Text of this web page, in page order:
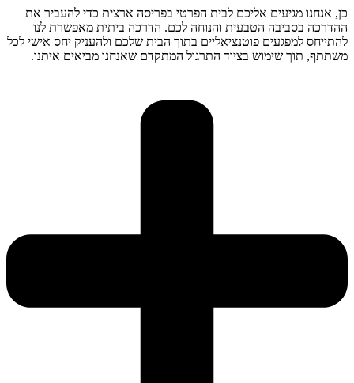
כן, אנחנו מגיעים אליכם לבית הפרטי בפריסה ארצית כדי להעביר את
ההדרכה בסביבה הטבעית והנוחה לכם. הדרכה ביתית מאפשרת לנו
להתייחס למפגעים פוטנציאליים בתוך הבית שלכם ולהעניק יחס אישי לכל
משתתף, תוך שימוש בציוד התרגול המתקדם שאנחנו מביאים איתנו.